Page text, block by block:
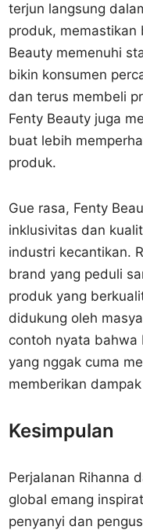
terjun langsung
produk, memastikan
Beauty memenuhi
bikin konsumen
dan terus membeli
Fenty Beauty juga
buat lebih
produk.
Gue rasa, Fenty
inklusivitas dan
industri kecantikan.
brand yang peduli
produk yang
didukung oleh
contoh nyata bahwa
yang nggak cuma
memberikan
Kesimpulan
Perjalanan Rihanna
global emang
penyanyi dan